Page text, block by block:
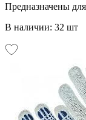
Предназначены
В наличии: 32 шт